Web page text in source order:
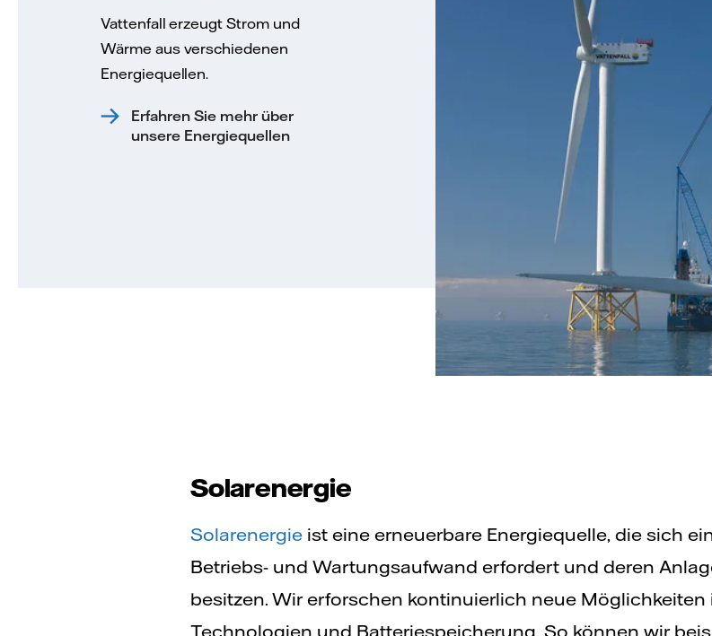
Vattenfall erzeugt Strom und
Wärme aus verschiedenen
Energiequellen.
Erfahren Sie mehr über
unsere Energiequellen
Solarenergie
Solarenergie ist eine erneuerbare Energiequelle, die sich
Betriebs- und Wartungsaufwand erfordert und deren
besitzen. Wir erforschen kontinuierlich neue
Technologien und Batteriespeicherung. So können wir